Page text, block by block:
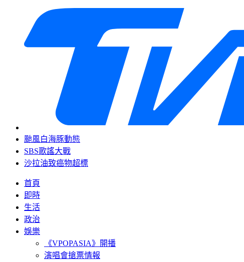
颱風白海豚動態
SBS歌謠大戰
沙拉油致癌物超標
首頁
即時
生活
政治
娛樂
《VPOPASIA》開播
演唱會搶票情報